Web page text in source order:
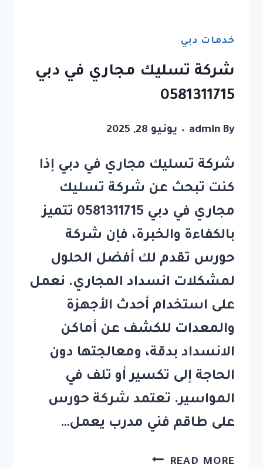
خدمات دبي
شركة تسليك مجاري في دبي
0581311715
By
admin يونيو 28, 2025
شركة تسليك مجاري في دبي إذا
كنت تبحث عن شركة تسليك
مجاري في دبي 0581311715 تتميز
بالكفاءة والخبرة، فإن شركة
حورس تقدم لك أفضل الحلول
لمشكلات انسداد المجاري. نعمل
على استخدام أحدث الأجهزة
والمعدات للكشف عن أماكن
الانسداد بدقة، ومعالجتها دون
الحاجة إلى تكسير أو تلف في
المواسير. تعتمد شركة حورس
على طاقم فني مدرب يعمل…
READ MORE شركة